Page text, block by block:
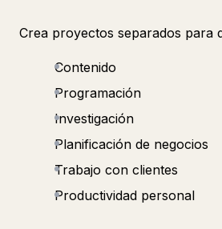
Crea proyectos separados para
Contenido
Programación
Investigación
Planificación de negocios
Trabajo con clientes
Productividad personal